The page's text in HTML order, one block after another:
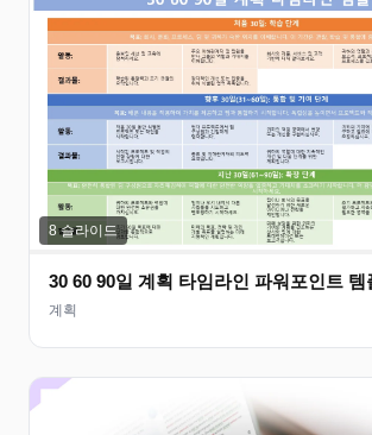
8 슬라이드
30 60 90일 계획 타임라인 파워포인트 템
계획